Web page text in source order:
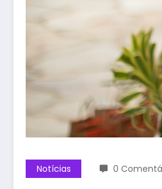
Notícias 0